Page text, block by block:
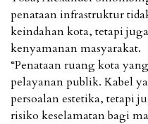
penataan infrastruktur
keindahan kota, tetapi
kenyamanan masyarakat.
“Penataan ruang kota
pelayanan publik. Kabel
persoalan estetika, tetapi
risiko keselamatan bagi